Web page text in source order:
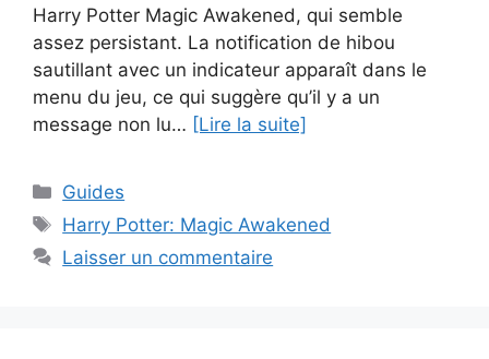
Harry Potter Magic Awakened, qui semble
assez persistant. La notification de hibou
sautillant avec un indicateur apparaît dans le
menu du jeu, ce qui suggère qu’il y a un
message non lu… [Lire la suite]
Catégories
Guides
Étiquettes
Harry Potter: Magic Awakened
Laisser un commentaire